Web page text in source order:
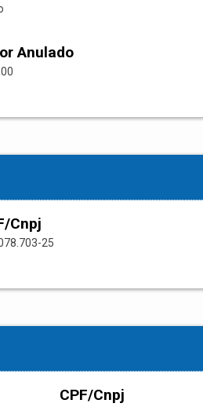
Anulado
Cnpj
25
CPF/Cnpj